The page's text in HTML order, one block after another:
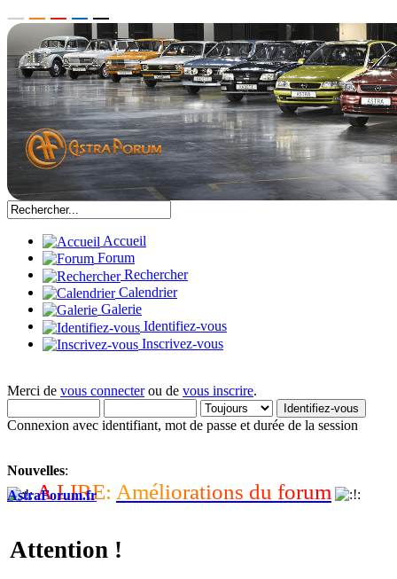
Accueil
Forum
Rechercher
Calendrier
Galerie
Identifiez-vous
Inscrivez-vous
Merci de vous connecterou de vous inscrire.
Connexion avec identifiant, mot de passe et durée de la session
Nouvelles:
A LIRE: Améliorations du forum
AstraForum.fr
Attention !